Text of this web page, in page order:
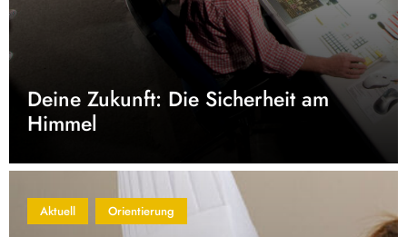
Deine Zukunft: Die Sicherheit am
Himmel
Aktuell Orientierung